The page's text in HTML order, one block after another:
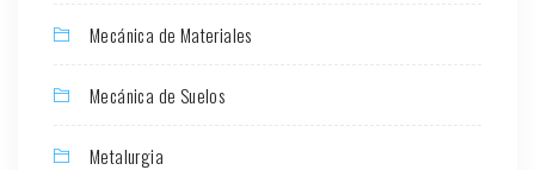
Mecánica de Materiales
Mecánica de Suelos
Metalurgia